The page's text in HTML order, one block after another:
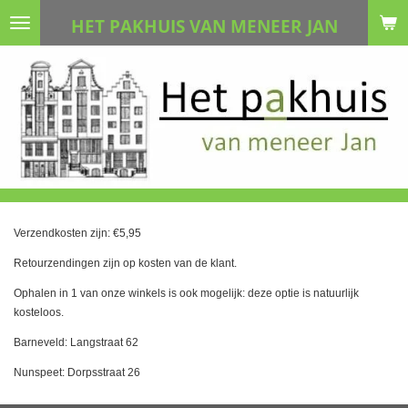
Ga
hoofdinhoud
HET PAKHUIS VAN MENEER JAN
Verzendkosten zijn: €5,95
Retourzendingen zijn op kosten van de klant.
Ophalen in 1 van onze winkels is ook mogelijk: deze optie is natuurlijk
kosteloos.
Barneveld: Langstraat 62
Nunspeet: Dorpsstraat 26